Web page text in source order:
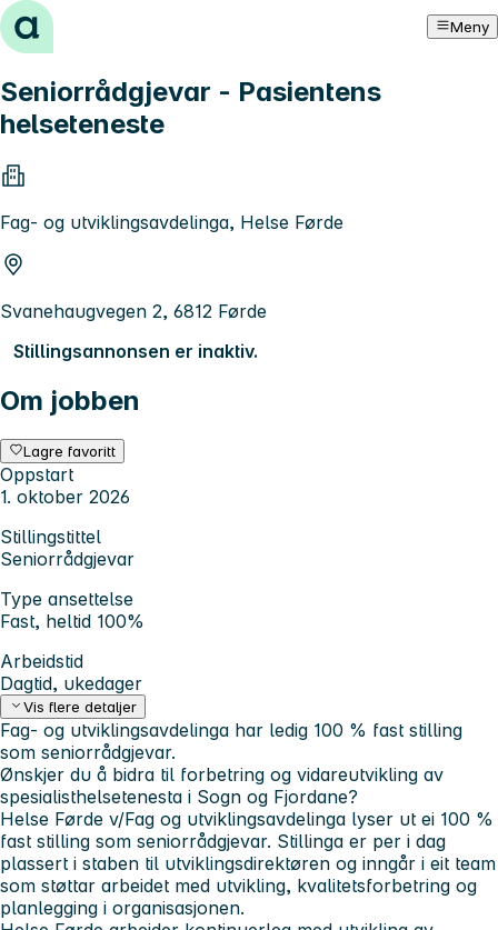
Hopp til innhold Meny
Seniorrådgjevar - Pasientens
helseteneste
Fag- og utviklingsavdelinga, Helse Førde
Svanehaugvegen 2, 6812 Førde
Stillingsannonsen er inaktiv.
Om jobben
Lagre favoritt
Oppstart
1. oktober 2026
Stillingstittel
Seniorrådgjevar
Type ansettelse
Fast, heltid 100%
Arbeidstid
Dagtid, ukedager
Vis flere detaljer
Fag- og utviklingsavdelinga har ledig 100 % fast stilling
som seniorrådgjevar.
Ønskjer du å bidra til forbetring og vidareutvikling av
spesialisthelsetenesta i Sogn og Fjordane?
Helse Førde v/Fag og utviklingsavdelinga lyser ut ei 100 %
fast stilling som seniorrådgjevar. Stillinga er per i dag
plassert i staben til utviklingsdirektøren og inngår i eit team
som støttar arbeidet med utvikling, kvalitetsforbetring og
planlegging i organisasjonen.